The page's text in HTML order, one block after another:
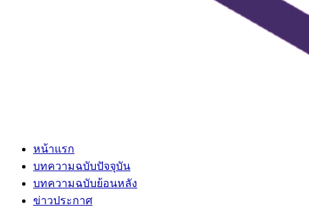
หน้าแรก
บทความฉบับปัจจุบัน
บทความฉบับย้อนหลัง
ข่าวประกาศ